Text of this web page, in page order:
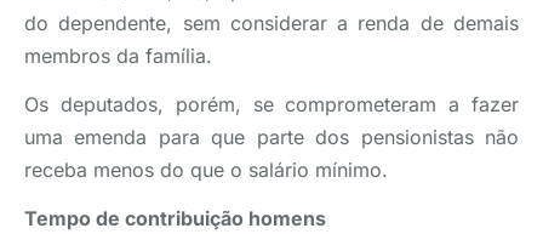
do dependente, sem considerar a renda de demais
membros da família.
Os deputados, porém, se comprometeram a fazer
uma emenda para que parte dos pensionistas não
receba menos do que o salário mínimo.
Tempo de contribuição homens